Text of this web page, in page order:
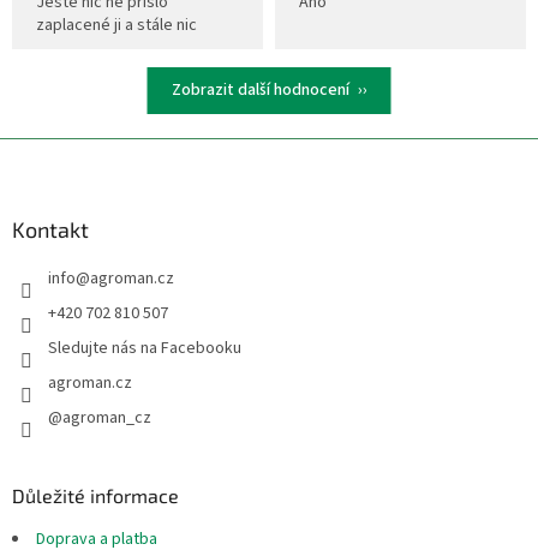
zaplacené ji a stále nic
Zobrazit další hodnocení
Kontakt
info@agroman.cz
+420 702 810 507
Sledujte nás na Facebooku
agroman.cz
@agroman_cz
Důležité informace
Doprava a platba